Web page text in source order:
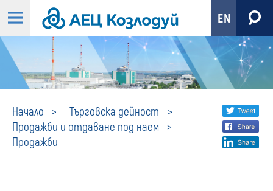
EN
Начало
Търговска дейност
Продажби и отдаване под наем
Продажби
ПродажбиShare
social